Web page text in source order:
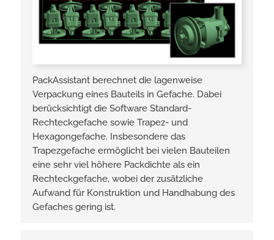
PackAssistant berechnet die lagenweise
Verpackung eines Bauteils in Gefache. Dabei
berücksichtigt die Software Standard-
Rechteckgefache sowie Trapez- und
Hexagongefache. Insbesondere das
Trapezgefache ermöglicht bei vielen Bauteilen
eine sehr viel höhere Packdichte als ein
Rechteckgefache, wobei der zusätzliche
Aufwand für Konstruktion und Handhabung des
Gefaches gering ist.